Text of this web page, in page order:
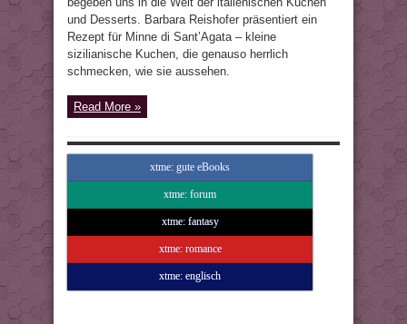
und Desserts. Barbara Reishofer präsentiert ein
Rezept für Minne di Sant’Agata – kleine
sizilianische Kuchen, die genauso herrlich
schmecken, wie sie aussehen.
Read More »
xtme: gute eBooks
xtme: forum
xtme: fantasy
xtme: romance
xtme: englisch